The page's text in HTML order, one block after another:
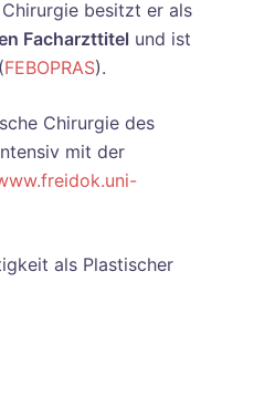
besitzt er als
Facharzttitel und ist
FEBOPRAS).
Chirurgie des
mit der
als Plastischer